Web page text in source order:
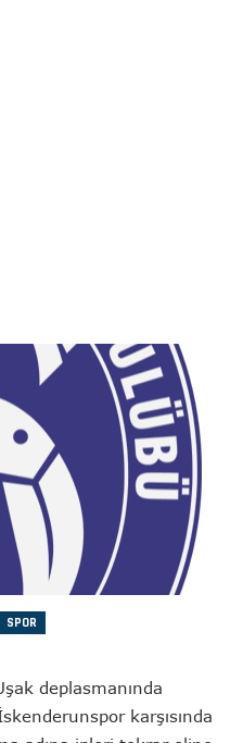
SPOR
deplasmanında
karşısında